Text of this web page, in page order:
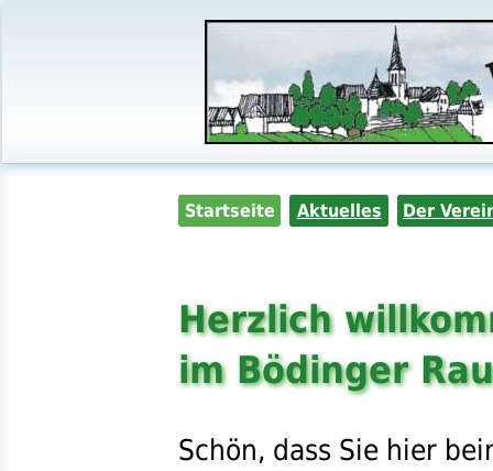
Startseite Aktuelles Der
Herzlich
im Bödinger
Schön, dass Sie hier